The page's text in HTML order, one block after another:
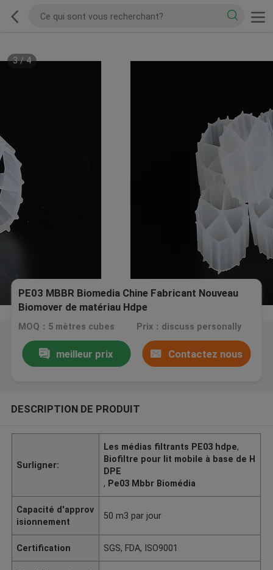
3/4
PE03 MBBR Biomedia Chine Fabricant Nouveau
Biomover de matériau Hdpe
MOQ：5 mètres cubes Prix：discuss personally
meilleur prix Contactez nous
DESCRIPTION DE PRODUIT
Surligner:
Les médias filtrants PE03 hdpe,
Biofiltre pour lit mobile à base de H
DPE
, Pe03 Mbbr Biomédia
Capacité d'approv
isionnement
50 m3 par jour
Certification SGS, FDA, ISO9001